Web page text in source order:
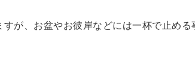
が、お盆やお彼岸などには一杯で止める